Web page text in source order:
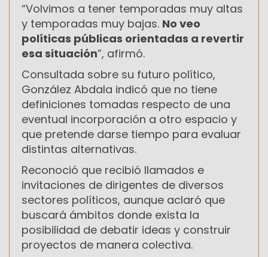
“Volvimos a tener temporadas muy altas
y temporadas muy bajas. No veo
políticas públicas orientadas a revertir
esa situación”, afirmó.
Consultada sobre su futuro político,
González Abdala indicó que no tiene
definiciones tomadas respecto de una
eventual incorporación a otro espacio y
que pretende darse tiempo para evaluar
distintas alternativas.
Reconoció que recibió llamados e
invitaciones de dirigentes de diversos
sectores políticos, aunque aclaró que
buscará ámbitos donde exista la
posibilidad de debatir ideas y construir
proyectos de manera colectiva.